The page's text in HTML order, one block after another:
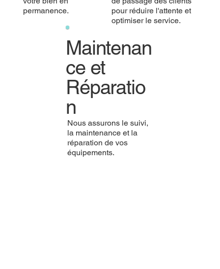
permanence.
pour réduire l'attente et
optimiser le service.
Maintenan
ce et
Réparatio
n
Nous assurons le suivi,
la maintenance et la
réparation de vos
équipements.